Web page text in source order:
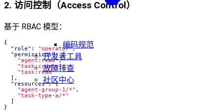
编码规范
开发者工具
故障排查
社区中心
2. 访问控制（Access Control）
基于 RBAC 模型：
{
"role" : "operator",
"permissions":
[
"agent:read",
"task:create",
"task:read"
],
"resources": [
"agent-group-1/*" ,
"task-type-a/*"
]
}